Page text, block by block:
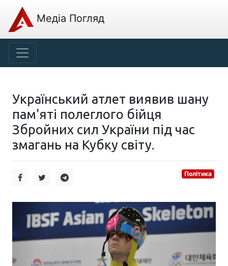
Медіа Погляд
Український атлет виявив шану
пам'яті полеглого бійця
Збройних сил України під час
змагань на Кубку світу.
Політика